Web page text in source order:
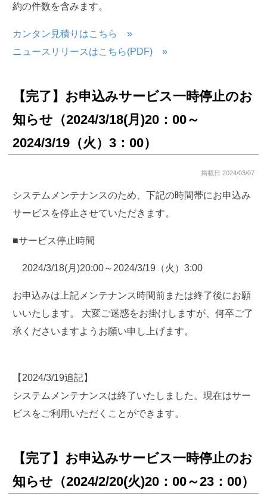
約の件数を含みます。
カンタン見積りはこちら »
ニュースリリースはこちら(PDF) »
【完了】お申込みサービス一時停止のお
知らせ（2024/3/18(月)20：00～
2024/3/19（火）3：00）
掲載日 2024/03/07
システムメンテナンスのため、下記の時間帯にお申込み
サービスを停止させていただきます。
■サービス停止時間
2024/3/18(月)20:00～2024/3/19（火）3:00
お申込みは上記メンテナンス時間前または終了後にお願
いいたします。 大変ご迷惑をお掛けしますが、何卒ご了
承くださいますようお願い申し上げます。
【2024/3/19追記】
システムメンテナンスは終了いたしました。現在はサー
ビスをご利用いただくことができます。
【完了】お申込みサービス一時停止のお
知らせ（2024/2/20(火)20：00～23：00）